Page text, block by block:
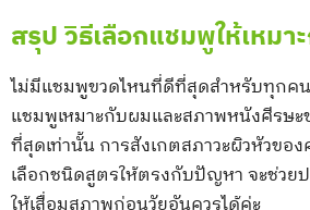
สรุป วิธีเลือกแชมพูให้เหม
ไม่มีแชมพูขวดไหนที่ดีที่สุดสำหรับทุกค
แชมพูเหมาะกับผมและสภาพหนังศีรษะ
ที่สุดเท่านั้น การสังเกตสภาวะผิวหัวขอ
เลือกชนิดสูตรให้ตรงกับปัญหา จะช่วย